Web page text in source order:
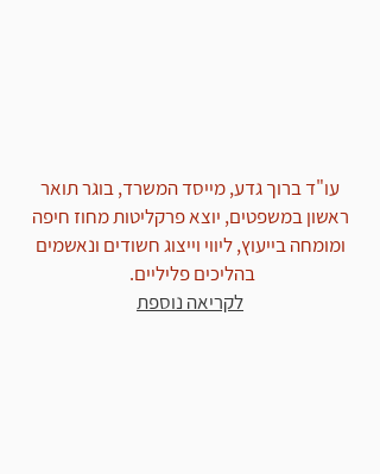
עו"ד ברוך גדע, מייסד המשרד, בוגר תואר
ראשון במשפטים, יוצא פרקליטות מחוז חיפה
ומומחה בייעוץ, ליווי וייצוג חשודים ונאשמים
בהליכים פליליים.
לקריאה נוספת